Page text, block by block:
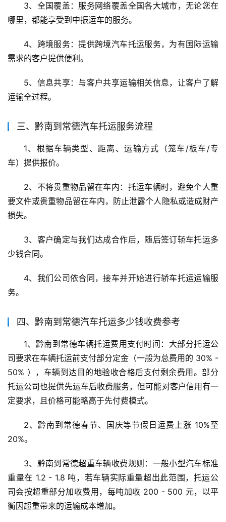
3、全国覆盖：服务网络覆盖全国各大城市，无论您在
哪里，都能享受到中振运车的服务。
4、跨境服务：提供跨境汽车托运服务，为有国际运输
需求的客户提供便利。
5、信息共享：与客户共享运输相关信息，让客户了解
运输全过程。
三、黔南到常德汽车托运服务流程
1、根据车辆类型、距离、运输方式（笼车/板车/专
车）提供报价。
2、不将贵重物品留在车内：托运车辆时，避免个人重
要文件或贵重物品留在车内，防止泄露个人隐私或造成财产
损失。
3、客户确定与我们达成合作后，随后签订轿车托运多
少钱合同。
4、我们公司依合同，接车并开始进行轿车托运运输服
务。
四、黔南到常德汽车托运多少钱收费参考
1、黔南到常德车辆托运费用支付时间：大部分托运公
司要求在车辆托运前支付部分定金（一般为总费用的 30% -
50% ），车辆到达目的地验收合格后支付剩余费用。部分
托运公司也提供先运车后收费服务，但可能对客户信用有一
定要求，且价格可能略高于先付费模式。
2、黔南到常德春节、国庆等节假日运费上涨 10%至
20%。
3、黔南到常德超重车辆收费规则：一般小型汽车标准
重量在 1.2 - 1.8 吨，若车辆实际重量超出此范围，托运公
司会按超重部分加收费用，每吨加收 200 - 500 元，以平
衡因超重带来的运输成本增加。